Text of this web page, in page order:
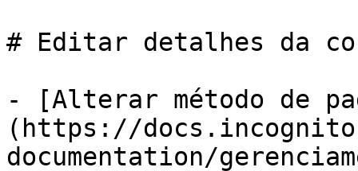
# Editar detalhes da
- [Alterar método de
(https://
documentation/